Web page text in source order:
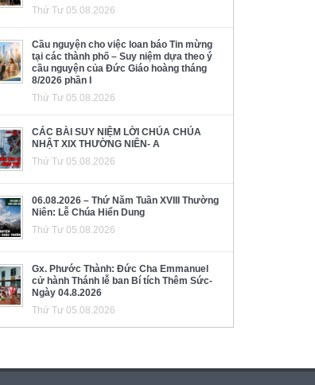
Thứ Tư 05.08.2026
Cầu nguyện cho việc loan báo Tin mừng
tại các thành phố – Suy niệm dựa theo ý
cầu nguyện của Đức Giáo hoàng tháng
8/2026 phần I
Thứ Tư 05.08.2026
CÁC BÀI SUY NIỆM LỜI CHÚA CHÚA
NHẬT XIX THƯỜNG NIÊN- A
Thứ Tư 05.08.2026
06.08.2026 – Thứ Năm Tuần XVIII Thường
Niên: Lễ Chúa Hiển Dung
Thứ Tư 05.08.2026
Gx. Phước Thành: Đức Cha Emmanuel
cử hành Thánh lễ ban Bí tích Thêm Sức-
Ngày 04.8.2026
Thứ Tư 05.08.2026